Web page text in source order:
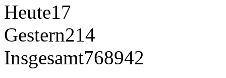
Heute17
Gestern214
Insgesamt768942